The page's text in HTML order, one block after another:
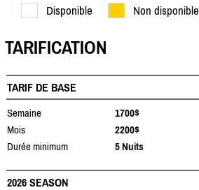
Disponible Non disponible
TARIFICATION
TARIF DE BASE
Semaine
1700$
Mois
2200$
Durée minimum
5 Nuits
2026 SEASON